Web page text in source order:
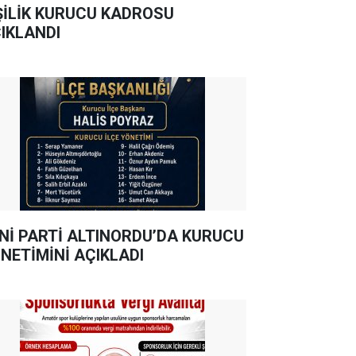
KURUCU KADROSU
PARTİ ALTINORDU’DA KURUCU
AÇIKLADI